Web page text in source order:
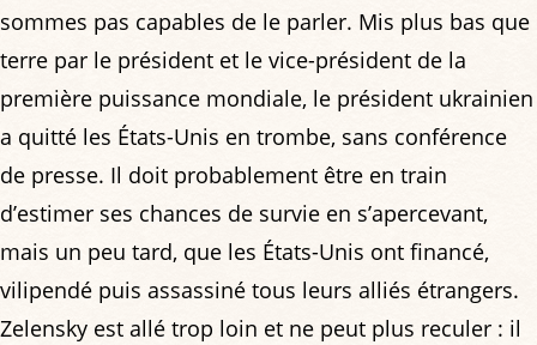
sommes pas capables de le parler. Mis plus bas que
terre par le président et le vice-président de la
première puissance mondiale, le président ukrainien
a quitté les États-Unis en trombe, sans conférence
de presse. Il doit probablement être en train
d’estimer ses chances de survie en s’apercevant,
mais un peu tard, que les États-Unis ont financé,
vilipendé puis assassiné tous leurs alliés étrangers.
Zelensky est allé trop loin et ne peut plus reculer : il